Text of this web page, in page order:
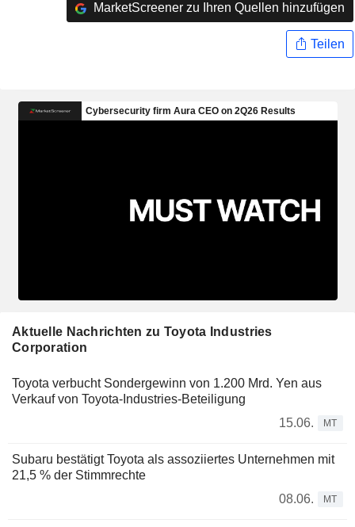
MarketScreener zu Ihren Quellen hinzufügen
Teilen
Aktuelle Nachrichten zu Toyota Industries
Corporation
Toyota verbucht Sondergewinn von 1.200 Mrd. Yen aus
Verkauf von Toyota-Industries-Beteiligung
15.06.
MT
Subaru bestätigt Toyota als assoziiertes Unternehmen mit
21,5 % der Stimmrechte
08.06.
MT